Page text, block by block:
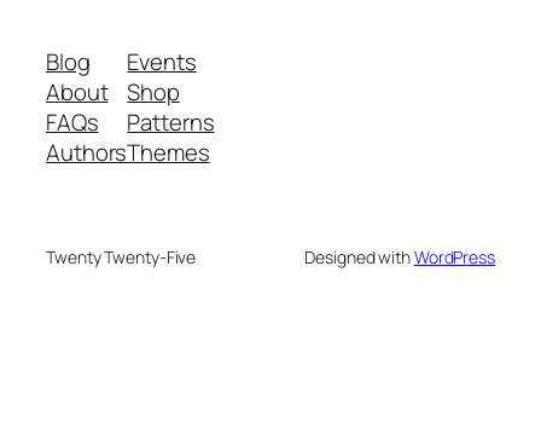
Blog
About
FAQs
Authors
Events
Shop
Patterns
Themes
Twenty Twenty-Five Designed withWordPress